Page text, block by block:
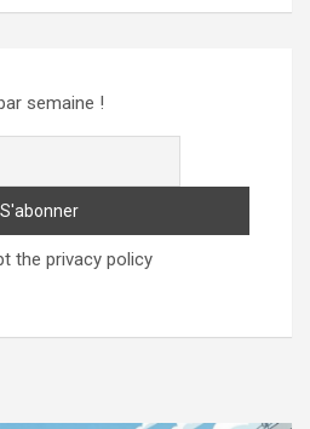
semaine !
the privacy policy